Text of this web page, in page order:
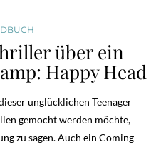
über ein
Happy Head
unglücklichen Teenager
gemocht werden möchte,
zu sagen. Auch ein Coming-